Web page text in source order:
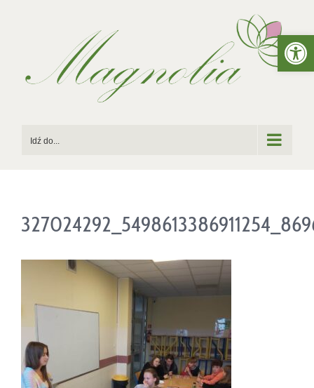
zawartości
Idź do...